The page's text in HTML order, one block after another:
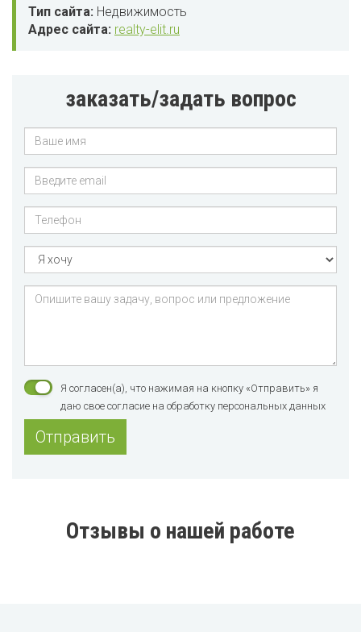
Тип сайта: Недвижимость
Адрес сайта: realty-elit.ru
заказать/задать вопрос
Я согласен(а), что нажимая на кнопку «Отправить» я
даю свое согласие на обработку персональных данных
Отзывы о нашей работе